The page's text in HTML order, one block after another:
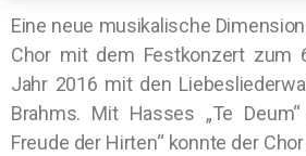
Eine neue musikalische
Chor mit dem Festkonzert zum
Jahr 2016 mit den
Brahms. Mit Hasses „Te
Freude der Hirten“ konnte der